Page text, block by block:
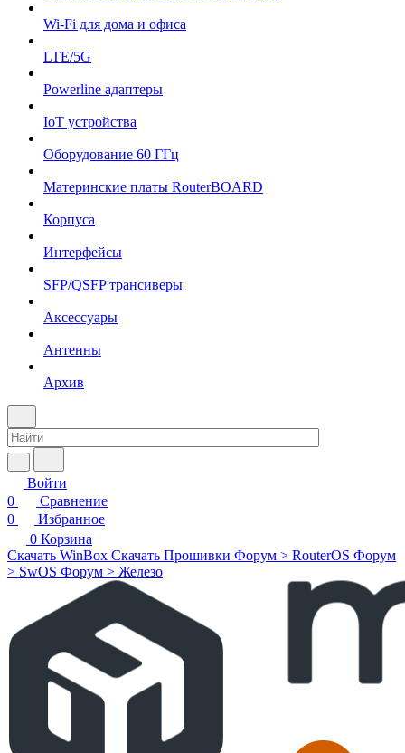
Wi-Fi для дома и офиса
LTE/5G
Powerline адаптеры
IoT устройства
Оборудование 60 ГГц
Материнские платы RouterBOARD
Корпуса
Интерфейсы
SFP/QSFP трансиверы
Аксессуары
Антенны
Архив
Войти
0
Сравнение
0
Избранное
0 Корзина
Скачать WinBox Скачать Прошивки Форум > RouterOS Форум
> SwOS Форум > Железо